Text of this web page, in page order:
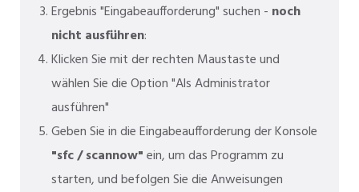
Ergebnis "Eingabeaufforderung" suchen - noch
nicht ausführen:
Klicken Sie mit der rechten Maustaste und
wählen Sie die Option "Als Administrator
ausführen"
Geben Sie in die Eingabeaufforderung der Konsole
"sfc / scannow"ein, um das Programm zu
starten, und befolgen Sie die Anweisungen